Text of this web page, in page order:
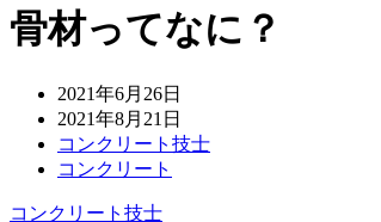
骨材ってなに？
2021年6月26日
2021年8月21日
コンクリート技士
コンクリート
コンクリート技士